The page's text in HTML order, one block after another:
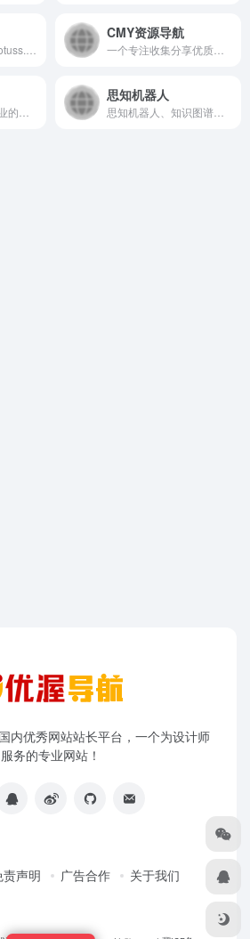
CMY资源导航
思知机器人
内优秀网站站长平台，一个为设计师
服务的专业网站！
责声明 广告合作 关于我们